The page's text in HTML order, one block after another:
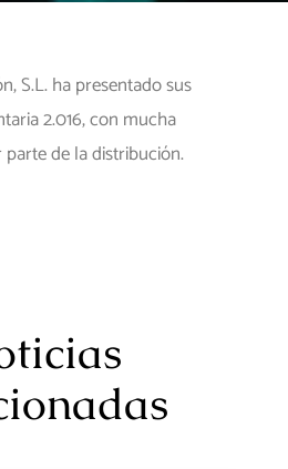
S.L. ha presentado sus
2.016, con mucha
de la distribución.